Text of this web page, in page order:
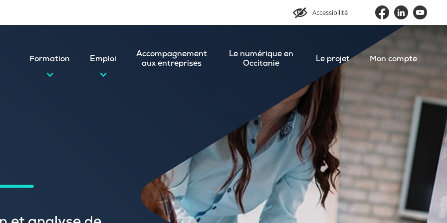
Accessibilité
Formation Emploi
et postuler en ligne
spontanée
Accompagnement
aux entreprises
Le numérique en
Occitanie
Le projet Mon compte